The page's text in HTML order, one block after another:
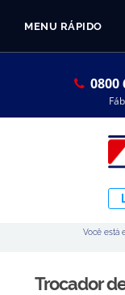
MENU RÁPIDO
0800
Você está
Trocador
Linha Resina Plástica
CATÁLOGO
SOBRE A EMPRESA